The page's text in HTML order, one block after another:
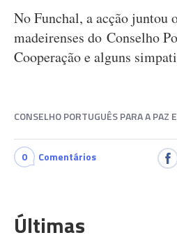
No Funchal, a acção juntou
madeirenses do Conselho
Cooperação e alguns
CONSELHO PORTUGUÊS PARA A PAZ
0 Comentários
Últimas